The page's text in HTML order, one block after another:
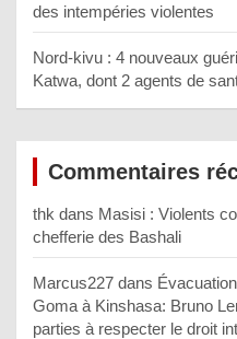
des intempéries violentes
Nord-kivu : 4 nouveaux
Katwa, dont 2 agents de
Commentaires
thk dans Masisi : Violents
chefferie des Bashali
Marcus227 dans
Goma à Kinshasa: Bruno
parties à respecter le droit